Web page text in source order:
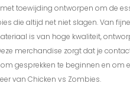
toewijding ontworpen om de
die altijd net niet slagen. Van
is van hoge kwaliteit,
merchandise zorgt dat je
gesprekken te beginnen en
van Chicken vs Zombies.